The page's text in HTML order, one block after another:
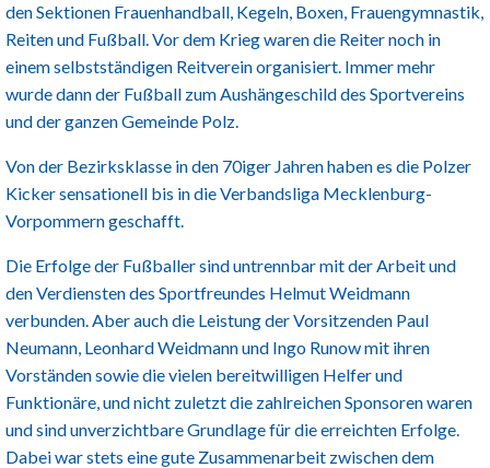
den Sektionen Frauenhandball, Kegeln, Boxen, Frauengymnastik,
Reiten und Fußball. Vor dem Krieg waren die Reiter noch in
einem selbstständigen Reitverein organisiert. Immer mehr
wurde dann der Fußball zum Aushängeschild des Sportvereins
und der ganzen Gemeinde Polz.
Von der Bezirksklasse in den 70iger Jahren haben es die Polzer
Kicker sensationell bis in die Verbandsliga Mecklenburg-
Vorpommern geschafft.
Die Erfolge der Fußballer sind untrennbar mit der Arbeit und
den Verdiensten des Sportfreundes Helmut Weidmann
verbunden. Aber auch die Leistung der Vorsitzenden Paul
Neumann, Leonhard Weidmann und Ingo Runow mit ihren
Vorständen sowie die vielen bereitwilligen Helfer und
Funktionäre, und nicht zuletzt die zahlreichen Sponsoren waren
und sind unverzichtbare Grundlage für die erreichten Erfolge.
Dabei war stets eine gute Zusammenarbeit zwischen dem